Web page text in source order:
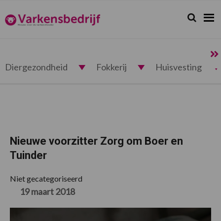
de
hoofdnavigatie
de
hoofd
de
eerste
de
voettekst
Varkensbedrijf.nl Zoeken...
Zoek
Diergezondheid Fokkerij Huisvesting
Nieuwe voorzitter Zorg om Boer en
Tuinder
Niet gecategoriseerd
19 maart 2018